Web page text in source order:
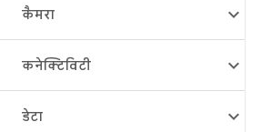
कैमरा
कनेक्टिविटी
डेटा